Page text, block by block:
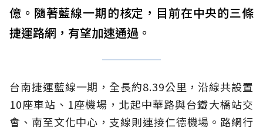
億。隨著藍線一期的核定，目前在中央的三條
捷運路網，有望加速通過。
台南捷運藍線一期，全長約8.39公里，沿線共設置
10座車站、1座機場，北起中華路與台鐵大橋站交
會、南至文化中心，支線則連接仁德機場。路網行